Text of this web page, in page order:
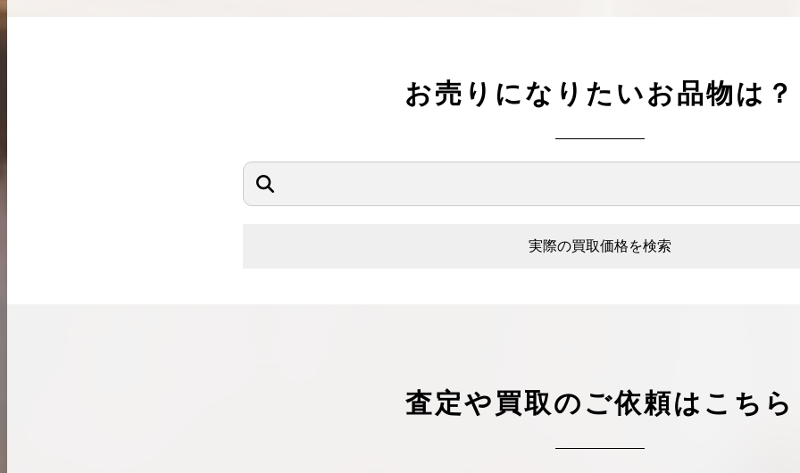
お売りになりたいお品物は？
実際の買取価格を検索
査定や買取のご依頼はこちら